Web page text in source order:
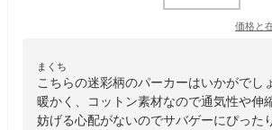
価格と
まくち
こちらの迷彩柄のパーカーはいかがでし
暖かく、コットン素材なので通気性や伸
妨げる心配がないのでサバゲーにぴった